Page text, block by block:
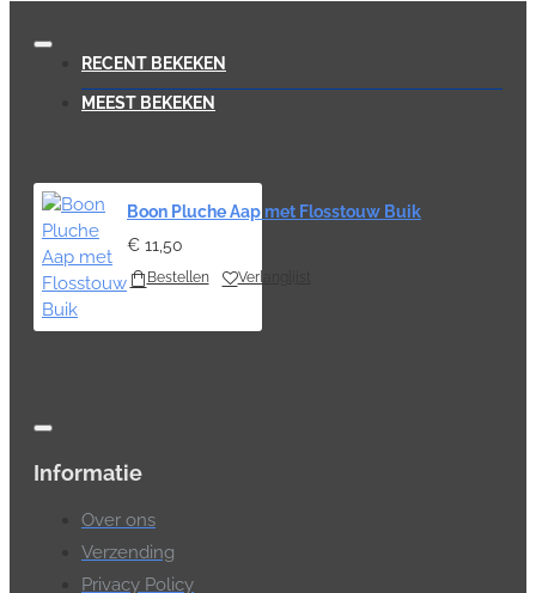
RECENT BEKEKEN
MEEST BEKEKEN
Boon Pluche Aap met Flosstouw Buik
€ 11,50
Bestellen Verlanglijst
Informatie
Over ons
Verzending
Privacy Policy